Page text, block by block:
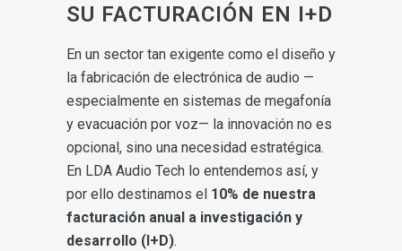
SU FACTURACIÓN EN I+D
En un sector tan exigente como el diseño y
la fabricación de electrónica de audio —
especialmente en sistemas de megafonía
y evacuación por voz— la innovación no es
opcional, sino una necesidad estratégica.
En LDA Audio Tech lo entendemos así, y
por ello destinamos el 10% de nuestra
facturación anual a investigación y
desarrollo (I+D).